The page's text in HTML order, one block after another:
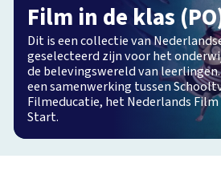
Film in de klas
Dit is een collectie van
geselecteerd zijn voor het
de belevingswereld van
een samenwerking tussen
Filmeducatie, het Nederlands Film
Start.